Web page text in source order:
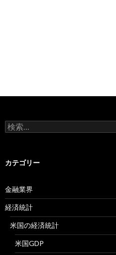
検
索:
カテゴリー
金融業界
経済統計
米国の経済統計
米国GDP